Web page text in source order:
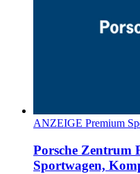
ANZEIGE Premium
Porsche Zentrum
Sportwagen,